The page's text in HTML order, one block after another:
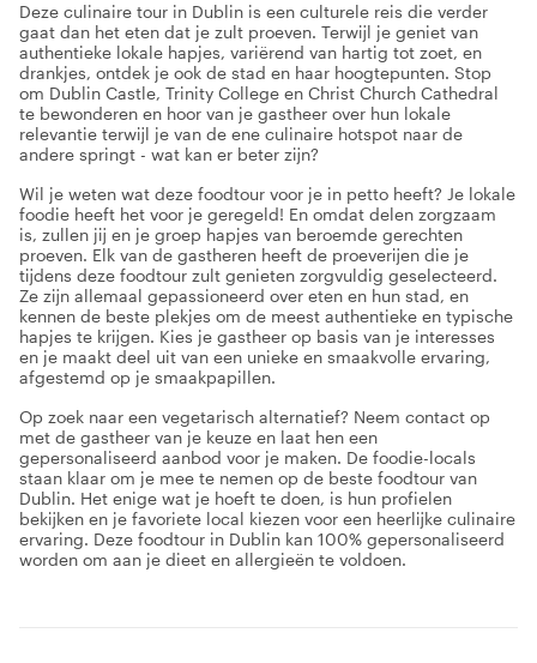
Deze culinaire tour in Dublin is een culturele reis die verder
gaat dan het eten dat je zult proeven. Terwijl je geniet van
authentieke lokale hapjes, variërend van hartig tot zoet, en
drankjes, ontdek je ook de stad en haar hoogtepunten. Stop
om Dublin Castle, Trinity College en Christ Church Cathedral
te bewonderen en hoor van je gastheer over hun lokale
relevantie terwijl je van de ene culinaire hotspot naar de
andere springt - wat kan er beter zijn?
Wil je weten wat deze foodtour voor je in petto heeft? Je lokale
foodie heeft het voor je geregeld! En omdat delen zorgzaam
is, zullen jij en je groep hapjes van beroemde gerechten
proeven. Elk van de gastheren heeft de proeverijen die je
tijdens deze foodtour zult genieten zorgvuldig geselecteerd.
Ze zijn allemaal gepassioneerd over eten en hun stad, en
kennen de beste plekjes om de meest authentieke en typische
hapjes te krijgen. Kies je gastheer op basis van je interesses
en je maakt deel uit van een unieke en smaakvolle ervaring,
afgestemd op je smaakpapillen.
Op zoek naar een vegetarisch alternatief? Neem contact op
met de gastheer van je keuze en laat hen een
gepersonaliseerd aanbod voor je maken. De foodie-locals
staan klaar om je mee te nemen op de beste foodtour van
Dublin. Het enige wat je hoeft te doen, is hun profielen
bekijken en je favoriete local kiezen voor een heerlijke culinaire
ervaring. Deze foodtour in Dublin kan 100% gepersonaliseerd
worden om aan je dieet en allergieën te voldoen.